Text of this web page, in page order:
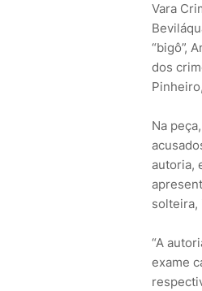
Vara
“bigô”,
dos
Na
autoria,
solteira,
“A
exame